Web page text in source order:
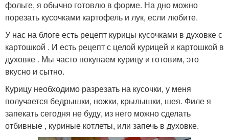
фольге, я обычно готовлю в форме. На дно можно
порезать кусочками картофель и лук, если любите.
У нас на блоге есть рецепт курицы кусочками в духовке с
картошкой . И есть рецепт с целой курицей и картошкой в
духовке . Мы часто покупаем курицу и готовим, это
вкусно и сытно.
Курицу необходимо разрезать на кусочки, у меня
получается бедрышки, ножки, крылышки, шея. Филе я
запекать сегодня не буду, из него можно сделать
отбивные , куриные котлеты, или запечь в духовке.